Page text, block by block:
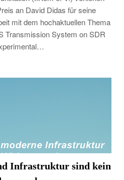
an David Didas für seine
mit dem hochaktuellen Thema
Transmission System on SDR
Infrastruktur sind kein